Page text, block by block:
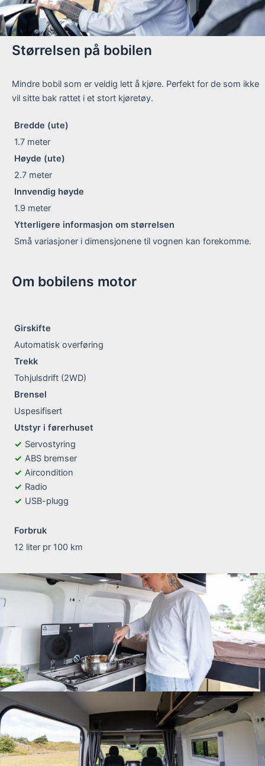
Størrelsen på bobilen
Mindre bobil som er veldig lett å kjøre. Perfekt for de som ikke
vil sitte bak rattet i et stort kjøretøy.
Bredde (ute)
1.7 meter
Høyde (ute)
2.7 meter
Innvendig høyde
1.9 meter
Ytterligere informasjon om størrelsen
Små variasjoner i dimensjonene til vognen kan forekomme.
Om bobilens motor
Girskifte
Automatisk overføring
Trekk
Tohjulsdrift (2WD)
Brensel
Uspesifisert
Utstyr i førerhuset
Servostyring
ABS bremser
Aircondition
Radio
USB-plugg
Forbruk
12 liter pr 100 km